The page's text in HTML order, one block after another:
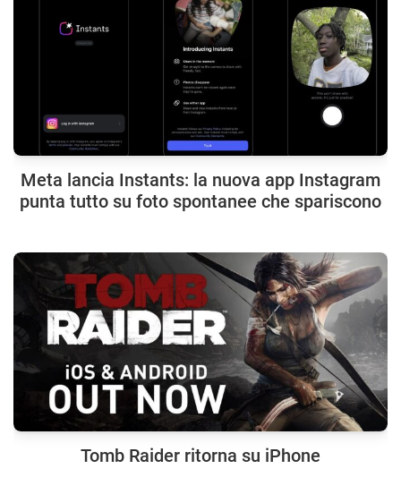
Meta lancia Instants: la nuova app Instagram
punta tutto su foto spontanee che spariscono
Tomb Raider ritorna su iPhone